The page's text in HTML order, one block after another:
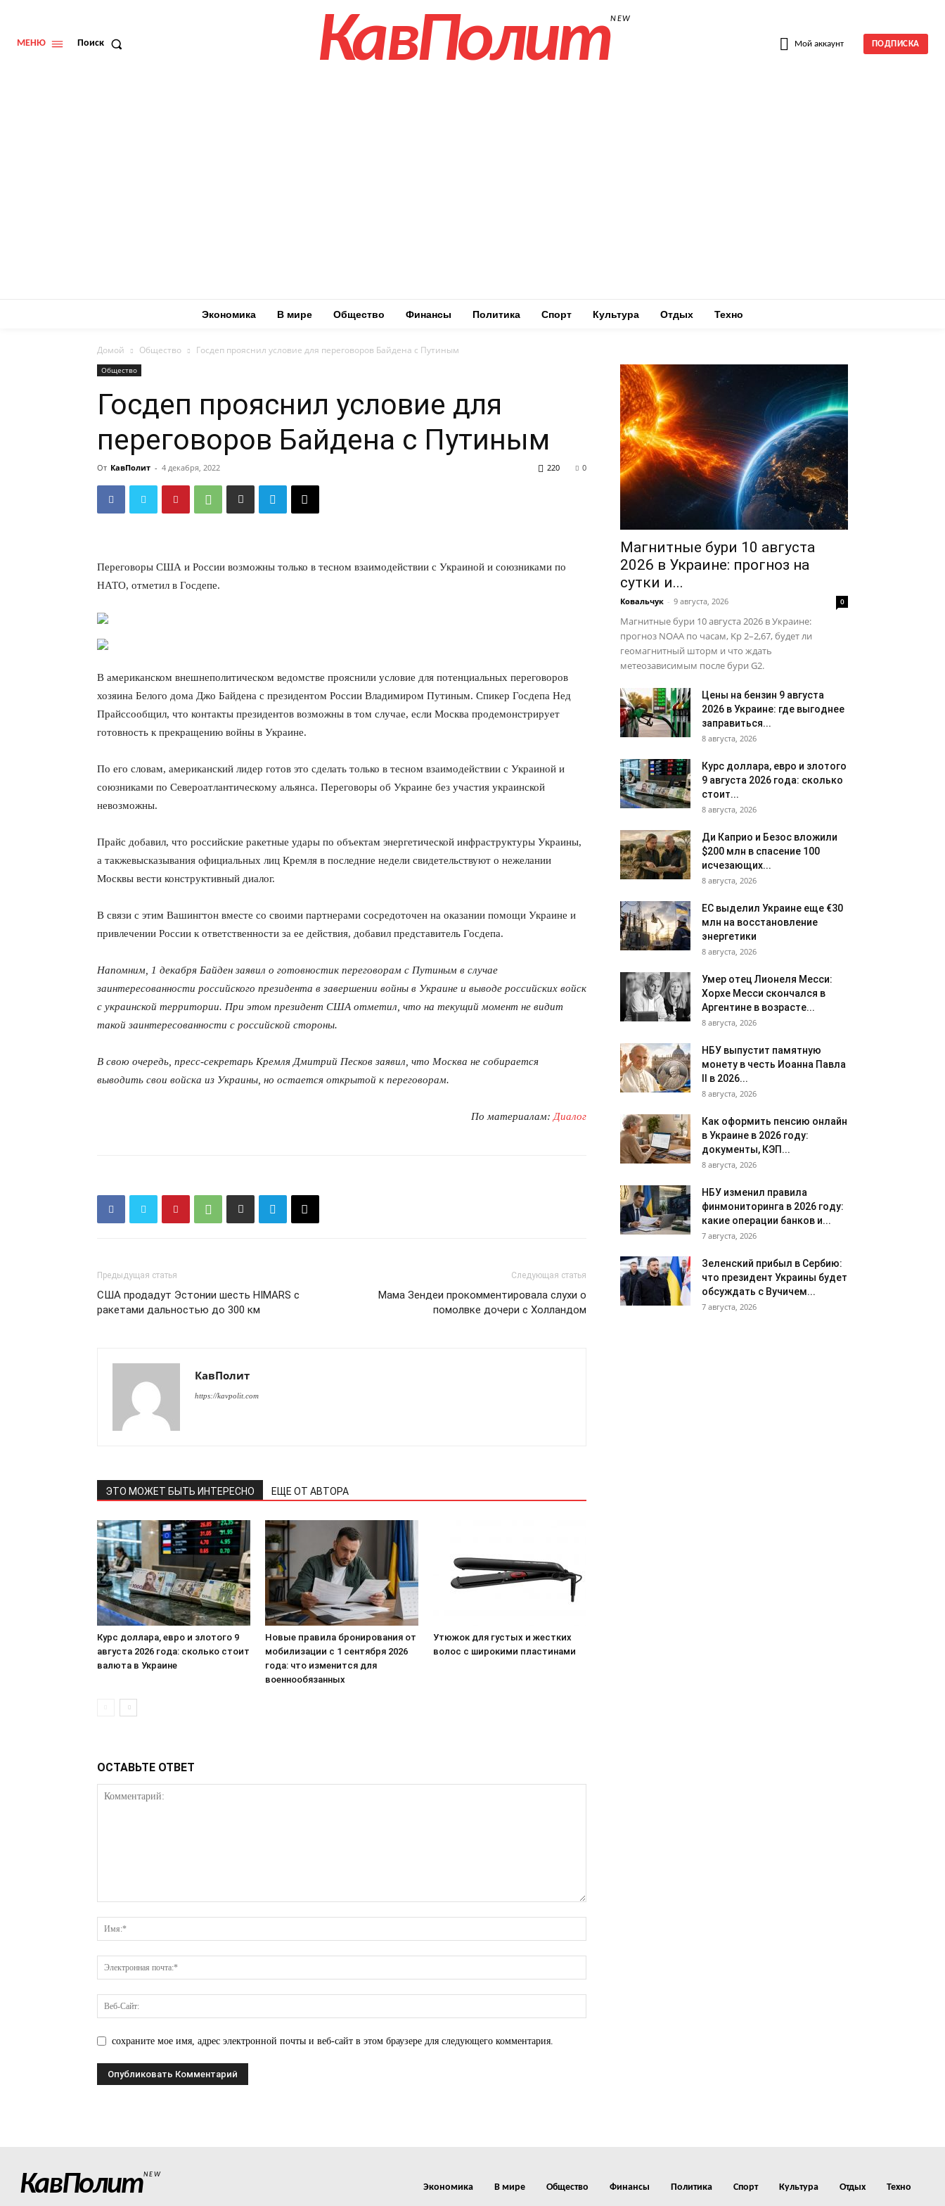
Мой аккаунт
МЕНЮ Поиск КавПолитNEW
Мой аккаунт ПОДПИСКА
Экономика В мире Общество Финансы Политика Спорт Культура Отдых Техно
Домой Общество Госдеп прояснил условие для переговоров Байдена с Путиным
Общество
Госдеп прояснил условие для
переговоров Байдена с Путиным
От КавПолит - 4 декабря, 2022 0
220
Переговоры США и России возможны только в тесном взаимодействии с Украиной и союзниками по
НАТО, отметил в Госдепе.
В американском внешнеполитическом ведомстве прояснили условие для потенциальных переговоров
хозяина Белого дома Джо Байдена с президентом России Владимиром Путиным. Спикер Госдепа Нед
Прайссообщил, что контакты президентов возможны в том случае, если Москва продемонстрирует
готовность к прекращению войны в Украине.
По его словам, американский лидер готов это сделать только в тесном взаимодействии с Украиной и
союзниками по Североатлантическому альянса. Переговоры об Украине без участия украинской
невозможны.
Прайс добавил, что российские ракетные удары по объектам энергетической инфраструктуры Украины,
а такжевысказывания официальных лиц Кремля в последние недели свидетельствуют о нежелании
Москвы вести конструктивный диалог.
В связи с этим Вашингтон вместе со своими партнерами сосредоточен на оказании помощи Украине и
привлечении России к ответственности за ее действия, добавил представитель Госдепа.
Напомним, 1 декабря Байден заявил о готовностик переговорам с Путиным в случае
заинтересованности российского президента в завершении войны в Украине и выводе российских войск
с украинской территории. При этом президент США отметил, что на текущий момент не видит
такой заинтересованности с российской стороны.
В свою очередь, пресс-секретарь Кремля Дмитрий Песков заявил, что Москва не собирается
выводить свои войска из Украины, но остается открытой к переговорам.
По материалам: Диалог
Предыдущая статья
США продадут Эстонии шесть HIMARS с
ракетами дальностью до 300 км
Следующая статья
Мама Зендеи прокомментировала слухи о
помолвке дочери с Холландом
КавПолит
https://kavpolit.com
ЭТО МОЖЕТ БЫТЬ ИНТЕРЕСНО ЕЩЕ ОТ АВТОРА
Курс доллара, евро и злотого 9
августа 2026 года: сколько стоит
валюта в Украине
Новые правила бронирования от
мобилизации с 1 сентября 2026
года: что изменится для
военнообязанных
Утюжок для густых и жестких
волос с широкими пластинами
ОСТАВЬТЕ ОТВЕТ
сохраните мое имя, адрес электронной почты и веб-сайт в этом браузере для следующего комментария.
Магнитные бури 10 августа
2026 в Украине: прогноз на
сутки и...
Ковальчук - 9 августа, 2026 0
Магнитные бури 10 августа 2026 в Украине:
прогноз NOAA по часам, Kp 2–2,67, будет ли
геомагнитный шторм и что ждать
метеозависимым после бури G2.
Цены на бензин 9 августа
2026 в Украине: где выгоднее
заправиться...
8 августа, 2026
Курс доллара, евро и злотого
9 августа 2026 года: сколько
стоит...
8 августа, 2026
Ди Каприо и Безос вложили
$200 млн в спасение 100
исчезающих...
8 августа, 2026
ЕС выделил Украине еще €30
млн на восстановление
энергетики
8 августа, 2026
Умер отец Лионеля Месси:
Хорхе Месси скончался в
Аргентине в возрасте...
8 августа, 2026
НБУ выпустит памятную
монету в честь Иоанна Павла
II в 2026...
8 августа, 2026
Как оформить пенсию онлайн
в Украине в 2026 году:
документы, КЭП...
8 августа, 2026
НБУ изменил правила
финмониторинга в 2026 году:
какие операции банков и...
7 августа, 2026
Зеленский прибыл в Сербию:
что президент Украины будет
обсуждать с Вучичем...
7 августа, 2026
КавПолитNEW
Экономика В мире Общество Финансы Политика Спорт Культура Отдых Техно